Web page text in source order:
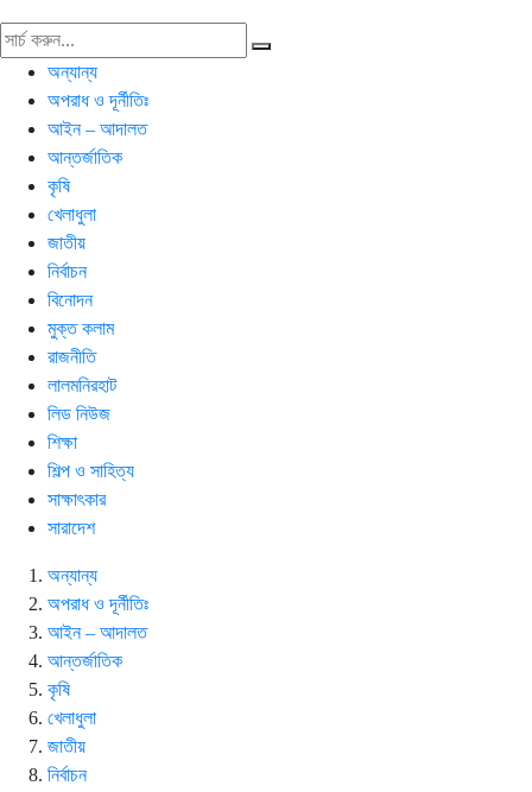
অন্যান্য
অপরাধ ও দূর্নীতিঃ
আইন – আদালত
আন্তর্জাতিক
কৃষি
খেলাধুলা
জাতীয়
নির্বাচন
বিনোদন
মুক্ত কলাম
রাজনীতি
লালমনিরহাট
লিড নিউজ
শিক্ষা
শিল্প ও সাহিত্য
সাক্ষাৎকার
সারাদেশ
অন্যান্য
অপরাধ ও দূর্নীতিঃ
আইন – আদালত
আন্তর্জাতিক
কৃষি
খেলাধুলা
জাতীয়
নির্বাচন